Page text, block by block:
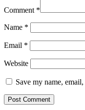
Comment *
Name *
Email *
Website
Save my name,